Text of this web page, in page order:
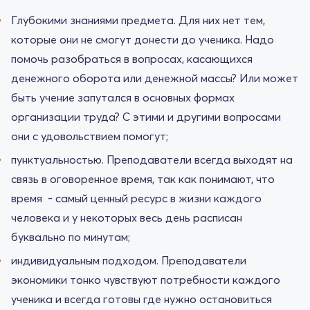
Глубокими знаниями предмета. Для них нет тем,
которые они не смогут донести до ученика. Надо
помочь разобраться в вопросах, касающихся
денежного оборота или денежной массы? Или может
быть учение запутался в основных формах
организации труда? С этими и другими вопросами
они с удовольствием помогут;
пунктуальностью. Преподаватели всегда выходят на
связь в оговоренное время, так как понимают, что
время - самый ценный ресурс в жизни каждого
человека и у некоторых весь день расписан
буквально по минутам;
индивидуальным подходом. Преподаватели
экономики тонко чувствуют потребности каждого
ученика и всегда готовы где нужно остановиться